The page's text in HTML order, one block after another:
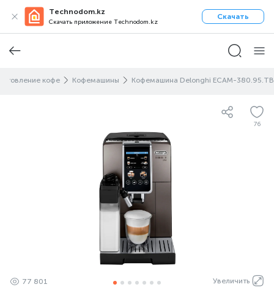
Technodom.kz
Скачать приложение Technodom.kz
Скачать
кофе Кофемашины Кофемашина Delonghi ECAM-380.95.TB
76
Увеличить
77 801